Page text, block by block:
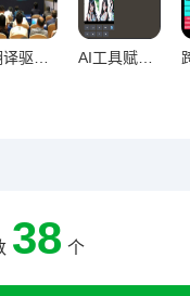
AI翻译驱动多语言网站效率跃升，技术革新赋能全球化运营 AI工具赋能卖家解放重复劳动的实践路径
38 个